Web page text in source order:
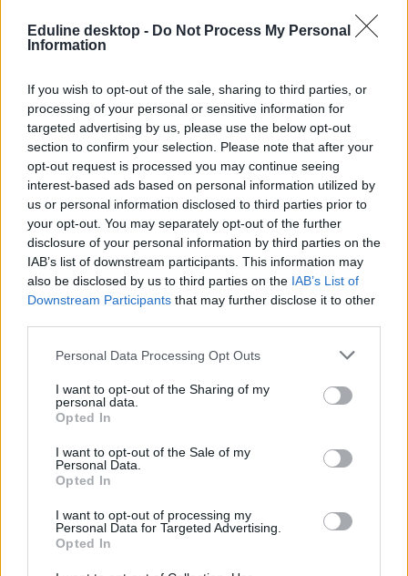
Eduline desktop - Do Not Process My Personal
Information
If you wish to opt-out of the sale, sharing to third parties, or
processing of your personal or sensitive information for
targeted advertising by us, please use the below opt-out
section to confirm your selection. Please note that after your
opt-out request is processed you may continue seeing
interest-based ads based on personal information utilized by
us or personal information disclosed to third parties prior to
your opt-out. You may separately opt-out of the further
disclosure of your personal information by third parties on the
IAB’s list of downstream participants. This information may
also be disclosed by us to third parties on the IAB’s List of
Downstream Participants that may further disclose it to other
Personal Data Processing Opt Outs
I want to opt-out of the Sharing of my
personal data.
Opted In
I want to opt-out of the Sale of my
Personal Data.
Opted In
I want to opt-out of processing my
Personal Data for Targeted Advertising.
Opted In
legfontosabb változásai, iratkozz fel hírleveleinkre.
felsőoktatási szakképzés
minimumponthatár
felvételi 2020
FOSZK
előzetes ponthatár
280 pont felvételi